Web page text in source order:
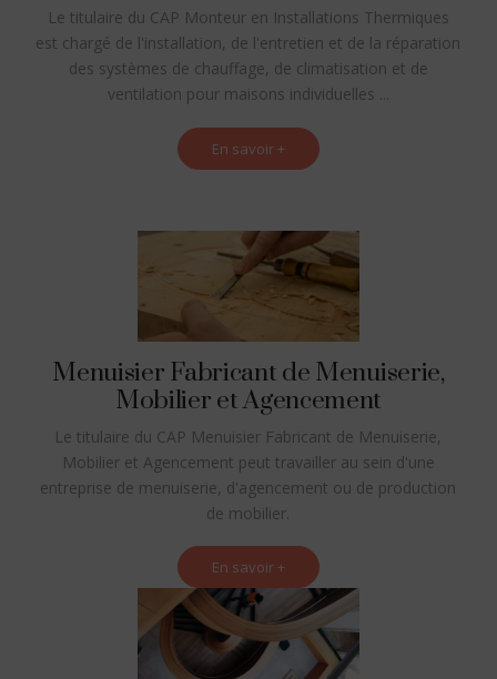
Le titulaire du CAP Monteur en Installations Thermiques
est chargé de l'installation, de l'entretien et de la réparation
des systèmes de chauffage, de climatisation et de
ventilation pour maisons individuelles ...
En savoir +
Menuisier Fabricant de Menuiserie,
Mobilier et Agencement
Le titulaire du CAP Menuisier Fabricant de Menuiserie,
Mobilier et Agencement peut travailler au sein d'une
entreprise de menuiserie, d'agencement ou de production
de mobilier.
En savoir +